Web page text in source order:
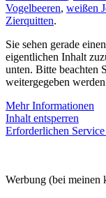
Vogelbeeren, weißen
Zierquitten.
Sie sehen gerade
eigentlichen Inhalt
unten. Bitte beachten
weitergegeben
Mehr Informationen
Inhalt entsperren
Erforderlichen
Werbung (bei meinen